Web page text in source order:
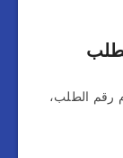
رقم الطلب،